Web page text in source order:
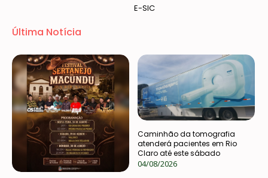
E-SIC
Última Notícia
Caminhão da tomografia
atenderá pacientes em Rio
Claro até este sábado
04/08/2026